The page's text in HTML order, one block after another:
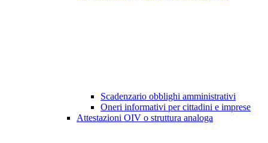
Scadenzario obblighi amministrativi
Oneri informativi per cittadini e imprese
Attestazioni OIV o struttura analoga